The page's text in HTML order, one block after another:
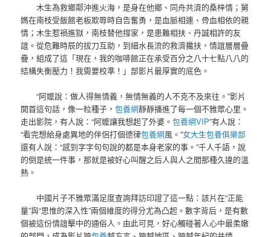
木生為救鄉鄰沖進火海，是身在他鄉、同舟共濟的桑梓情；舅
媽在南枝受飯館老板欺辱時自告奮勇，是血脈相連、骨血相依的親
情；木生惹禍進獄，南枝替他撐家，是患難相扶、丹誠相許的友
誼。從危難時辰的拔刀互助，到細水長流的救濟攙扶，情誼層層疊
疊，組成了這「現在，我的咖啡館正在承受百分之八十七點八八的
結構失衡壓力！我需要校準！」部影片最厚實的底色。
“阿嬤說：做人得無情義，無情無義的人不克不及來往。”影片
開首這句話，像一粒種子，包養網靜靜播進了每一個不雅眾心里。
走出影院，有人說：“阿嬤讓我想起了外婆。包養網VIP”有人說：
“看完想給身處異地的伴侶打個德律包養網風。”女大生包養俱樂部
還有人說：“感到字字句句說的都是本身老家的事。”千人千語，說
的倒是統一件事，那就是被好心叫醒之后人與人之間那種久違的溫
熱。
中國片子不雅眾滿足度查詢拜訪印證了這一點：該片在“正能
量”與“思惟的深入性”兩個維度的得分尤為凸起。數字背后，是有數
個被這份情誼擊中的通俗人。由此可見，好心觸碰著人心中最柔嫩